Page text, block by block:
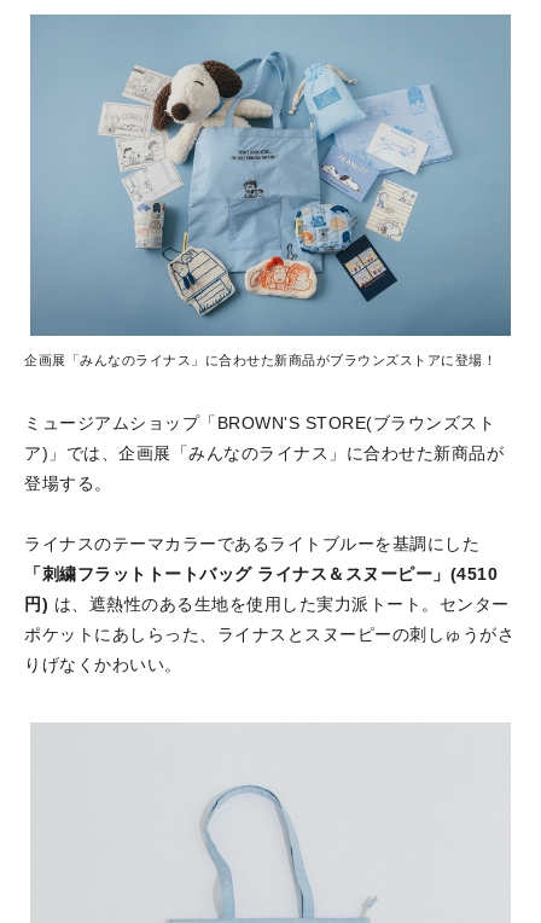
企画展「みんなのライナス」に合わせた新商品がブラウンズストアに登場！
ミュージアムショップ「BROWN'S STORE(ブラウンズスト
ア)」では、企画展「みんなのライナス」に合わせた新商品が
登場する。
ライナスのテーマカラーであるライトブルーを基調にした
「刺繍フラットトートバッグ ライナス＆スヌーピー」(4510
円) は、遮熱性のある生地を使用した実力派トート。センター
ポケットにあしらった、ライナスとスヌーピーの刺しゅうがさ
りげなくかわいい。